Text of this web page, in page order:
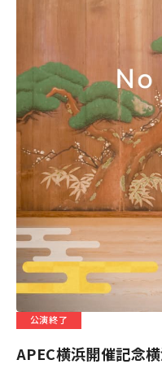
公演終了
APEC横浜開催記念